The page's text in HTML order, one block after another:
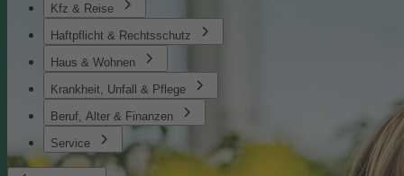
Kfz & Reise
Haftpflicht & Rechtsschutz
Haus & Wohnen
Krankheit, Unfall & Pflege
Beruf, Alter & Finanzen
Service